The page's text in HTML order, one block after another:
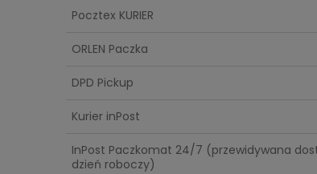
Pocztex KURIER
ORLEN Paczka
DPD Pickup
Kurier inPost
InPost Paczkomat 24/7 (przewidywana
dzień roboczy)